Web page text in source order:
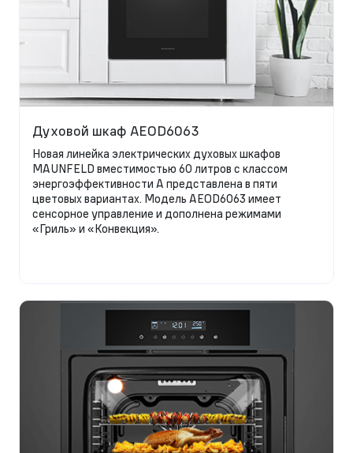
Духовой шкаф AEOD6063
Новая линейка электрических духовых шкафов
MAUNFELD вместимостью 60 литров с классом
энергоэффективности А представлена в пяти
цветовых вариантах. Модель AEOD6063 имеет
сенсорное управление и дополнена режимами
«Гриль» и «Конвекция».